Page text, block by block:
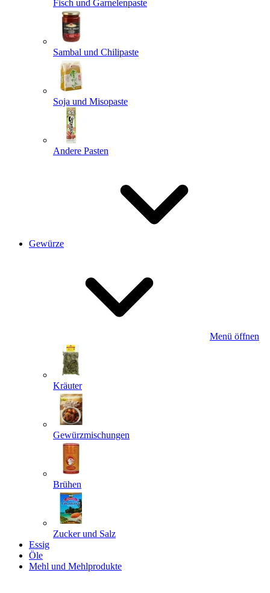
Fisch und Garnelenpaste
Sambal und Chilipaste
Soja und Misopaste
Andere Pasten
Gewürze
Menü öffnen
Kräuter
Gewürzmischungen
Brühen
Zucker und Salz
Essig
Öle
Mehl und Mehlprodukte